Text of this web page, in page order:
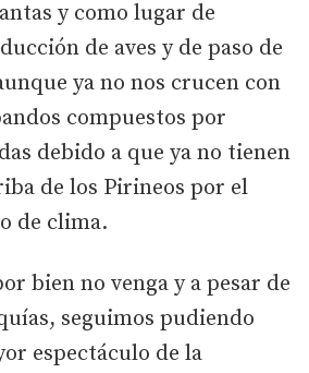
y como lugar de
de aves y de paso de
ya no nos crucen con
compuestos por
debido a que ya no tienen
de los Pirineos por el
de clima.
bien no venga y a pesar de
seguimos pudiendo
espectáculo de la